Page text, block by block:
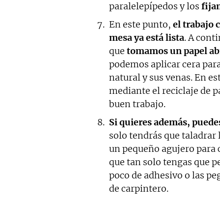
paralelepípedos y los
En este punto, el trabajo
mesa ya está lista. A
que tomamos un papel
podemos aplicar cera
natural y sus venas. En
mediante el reciclaje de
buen trabajo.
Si quieres además,
solo tendrás que taladrar
un pequeño agujero para
que tan solo tengas que
poco de adhesivo o las
de carpintero.